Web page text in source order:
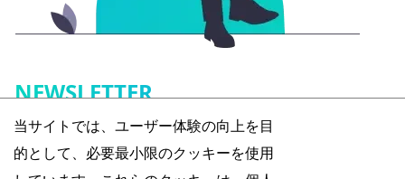
NEWSLETTER
1F8では最新のテクノロジーやウェブに関するニュースレ
ターを無料で配信しております。
当サイトでは、ユーザー体験の向上を目
的として、必要最小限のクッキーを使用